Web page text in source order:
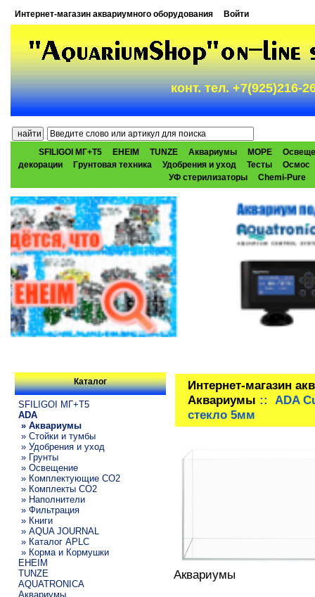
Интернет-магазин аквариумного оборудования Войти
конт. тел. +7(925)216-
SFILIGOI МГ+Т5 EHEIM TUNZE Аквариумы МОРЕ
декорации
Грунтовая техника Удобрения и уход Тесты
Осмос
УФ стерилизаторы
Chemi-Pure
Каталог
SFILIGOI МГ+Т5
ADA
» Аквариумы
» Стойки и тумбы
» Удобрения и уход
» Грунты
» Освещение
» Комплектующие СО2
» Комплекты CO2
» Наполнители
» Фильтрация
» Книги
» AQUA JOURNAL
» Каталог APLC
» Корма и Кормушки
EHEIM
TUNZE
AQUATRONICA
Аквариумы
Интернет-магазин
Аквариумы :: ADA
стекло 5мм
Аквариумы